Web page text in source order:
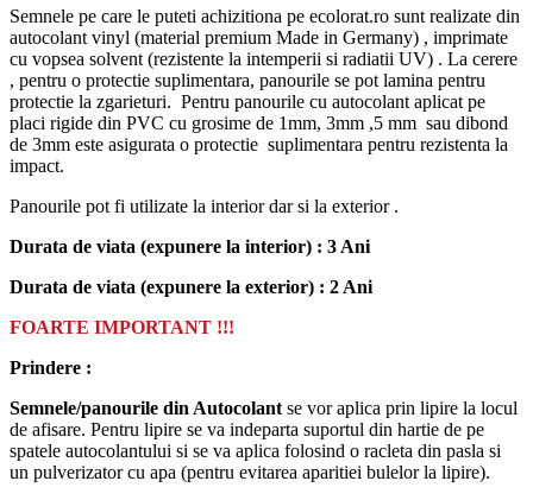
Semnele pe care le puteti achizitiona pe ecolorat.ro sunt realizate din
autocolant vinyl (material premium Made in Germany) , imprimate
cu vopsea solvent (rezistente la intemperii si radiatii UV) . La cerere
, pentru o protectie suplimentara, panourile se pot lamina pentru
protectie la zgarieturi. Pentru panourile cu autocolant aplicat pe
placi rigide din PVC cu grosime de 1mm, 3mm ,5 mm sau dibond
de 3mm este asigurata o protectie suplimentara pentru rezistenta la
impact.
Panourile pot fi utilizate la interior dar si la exterior .
Durata de viata (expunere la interior) : 3 Ani
Durata de viata (expunere la exterior) : 2 Ani
FOARTE IMPORTANT !!!
Prindere :
Semnele/panourile din Autocolant se vor aplica prin lipire la locul
de afisare. Pentru lipire se va indeparta suportul din hartie de pe
spatele autocolantului si se va aplica folosind o racleta din pasla si
un pulverizator cu apa (pentru evitarea aparitiei bulelor la lipire).